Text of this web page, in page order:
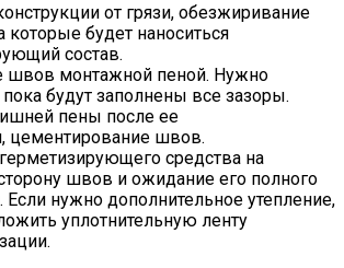
от грязи, обезжиривание
которые будет наноситься
состав.
швов монтажной пеной. Нужно
будут заполнены все зазоры.
пены после ее
цементирование швов.
средства на
швов и ожидание его полного
нужно дополнительное утепление,
уплотнительную ленту